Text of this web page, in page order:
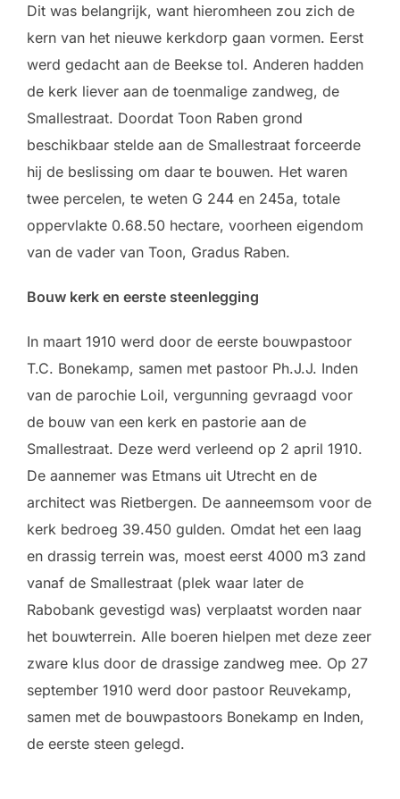
Dit was belangrijk, want hieromheen zou zich de
kern van het nieuwe kerkdorp gaan vormen. Eerst
werd gedacht aan de Beekse tol. Anderen hadden
de kerk liever aan de toenmalige zandweg, de
Smallestraat. Doordat Toon Raben grond
beschikbaar stelde aan de Smallestraat forceerde
hij de beslissing om daar te bouwen. Het waren
twee percelen, te weten G 244 en 245a, totale
oppervlakte 0.68.50 hectare, voorheen eigendom
van de vader van Toon, Gradus Raben.
Bouw kerk en eerste steenlegging
In maart 1910 werd door de eerste bouwpastoor
T.C. Bonekamp, samen met pastoor Ph.J.J. Inden
van de parochie Loil, vergunning gevraagd voor
de bouw van een kerk en pastorie aan de
Smallestraat. Deze werd verleend op 2 april 1910.
De aannemer was Etmans uit Utrecht en de
architect was Rietbergen. De aanneemsom voor de
kerk bedroeg 39.450 gulden. Omdat het een laag
en drassig terrein was, moest eerst 4000 m3 zand
vanaf de Smallestraat (plek waar later de
Rabobank gevestigd was) verplaatst worden naar
het bouwterrein. Alle boeren hielpen met deze zeer
zware klus door de drassige zandweg mee. Op 27
september 1910 werd door pastoor Reuvekamp,
samen met de bouwpastoors Bonekamp en Inden,
de eerste steen gelegd.